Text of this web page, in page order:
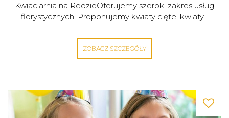
Kwiaciarnia na RedzieOferujemy szeroki zakres usług
florystycznych. Proponujemy kwiaty cięte, kwiaty...
ZOBACZ SZCZEGÓŁY